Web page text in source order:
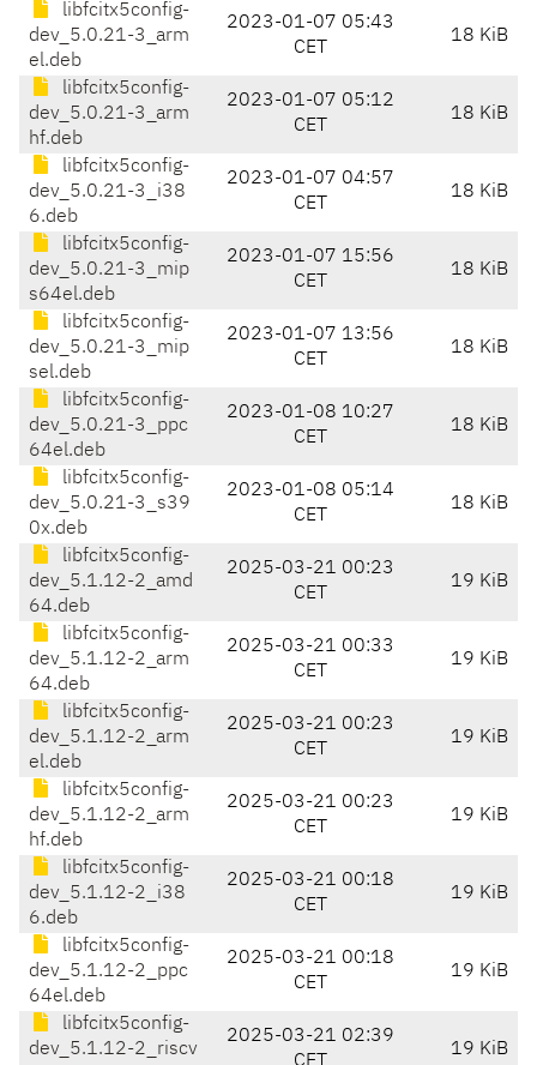
libfcitx5config-
dev_5.0.21-3_arm
el.deb
2023-01-07 05:43
CET
18 KiB
libfcitx5config-
dev_5.0.21-3_arm
hf.deb
2023-01-07 05:12
CET
18 KiB
libfcitx5config-
dev_5.0.21-3_i38
6.deb
2023-01-07 04:57
CET
18 KiB
libfcitx5config-
dev_5.0.21-3_mip
s64el.deb
2023-01-07 15:56
CET
18 KiB
libfcitx5config-
dev_5.0.21-3_mip
sel.deb
2023-01-07 13:56
CET
18 KiB
libfcitx5config-
dev_5.0.21-3_ppc
64el.deb
2023-01-08 10:27
CET
18 KiB
libfcitx5config-
dev_5.0.21-3_s39
0x.deb
2023-01-08 05:14
CET
18 KiB
libfcitx5config-
dev_5.1.12-2_amd
64.deb
2025-03-21 00:23
CET
19 KiB
libfcitx5config-
dev_5.1.12-2_arm
64.deb
2025-03-21 00:33
CET
19 KiB
libfcitx5config-
dev_5.1.12-2_arm
el.deb
2025-03-21 00:23
CET
19 KiB
libfcitx5config-
dev_5.1.12-2_arm
hf.deb
2025-03-21 00:23
CET
19 KiB
libfcitx5config-
dev_5.1.12-2_i38
6.deb
2025-03-21 00:18
CET
19 KiB
libfcitx5config-
dev_5.1.12-2_ppc
64el.deb
2025-03-21 00:18
CET
19 KiB
libfcitx5config-
dev_5.1.12-2_riscv
2025-03-21 02:39
19 KiB